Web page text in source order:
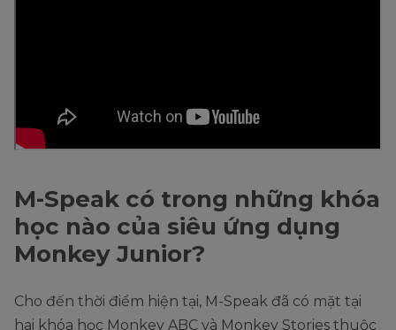
M-Speak có trong những khóa
học nào của siêu ứng dụng
Monkey Junior?
Cho đến thời điểm hiện tại, M-Speak đã có mặt tại
hai khóa học Monkey ABC và Monkey Stories thuộc